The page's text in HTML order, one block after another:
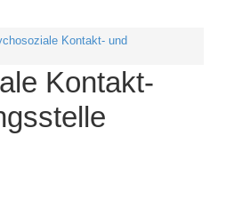
Kontakt- und
Kontakt-